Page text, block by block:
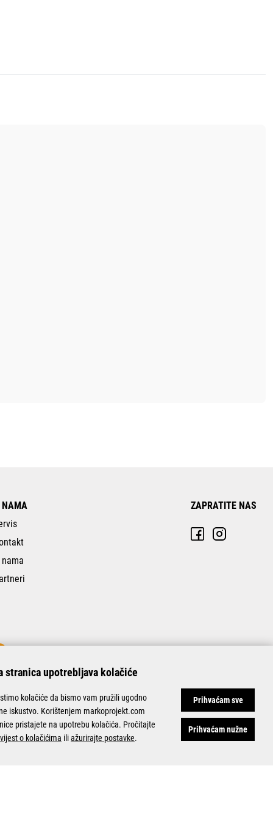
NAMA
nama
ZAPRATITE NAS
stranica upotrebljava kolačiće
kolačiće da bismo vam pružili ugodno
iskustvo. Korištenjem markoprojekt.com
pristajete na upotrebu kolačića. Pročitajte
o kolačićima iliažurirajte postavke.
Prihvaćam sve
Prihvaćam nužne